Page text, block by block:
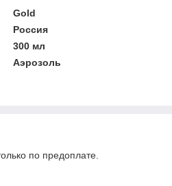
Gold
Россия
300 мл
Аэрозоль
по предоплате.